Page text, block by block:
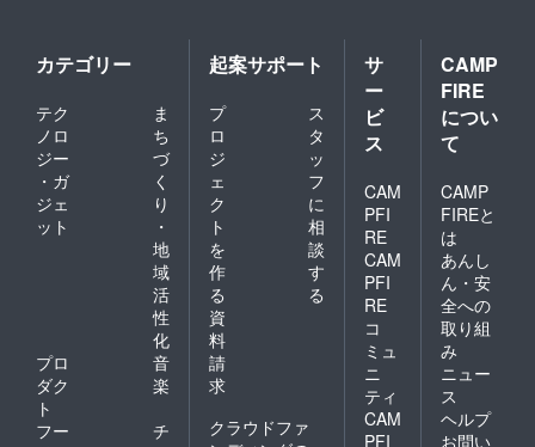
らかじ
めご承
知くだ
さい。
れる場
合がご
ざいま
す。あ
らかじ
めご承
知くだ
いわれ
る原材
料を含
んでい
る場合
がござ
原材料
及び添
加物等
の食品
表示は
お届け
商品の
ラベル
に表記
されま
す。 商
品開封
前には
必ずお
こえて
から。
●妊娠
中・授
乳中は
飲酒を
控えて
い。 ※
納期は
予期せ
ぬ事態
により
遅れる
場合が
ござい
ます。
あらか
じめご
承知く
ださ
カテゴリー
テク
ノロ
ジー
・ガ
ジェ
ット
ま
ち
づ
く
り
・
地
域
活
性
化
プロ
ダク
ト
音
楽
フー
チ
起案サポート
プ
ロ
ジ
ェ
ク
ト
を
作
る
ス
タ
ッ
フ
に
相
談
す
る
資
料
請
求
クラウドファ
サ
ー
ビ
ス
CAM
PFI
RE
CAM
PFI
RE
コ
ミュ
ニ
ティ
CAM
PFI
CAMP
FIRE
につい
て
CAMP
FIREと
は
あんし
ん・安
全への
取り組
み
ニュー
ス
ヘルプ
お問い